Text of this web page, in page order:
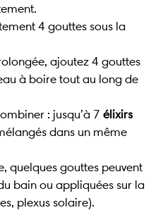
4 gouttes sous la
ajoutez 4 gouttes
à boire tout au long de
: jusqu’à 7 élixirs
dans un même
quelques gouttes peuvent
bain ou appliquées sur la
plexus solaire).